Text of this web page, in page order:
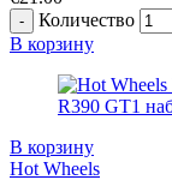
Количество
В корзину
В корзину
Hot Wheels